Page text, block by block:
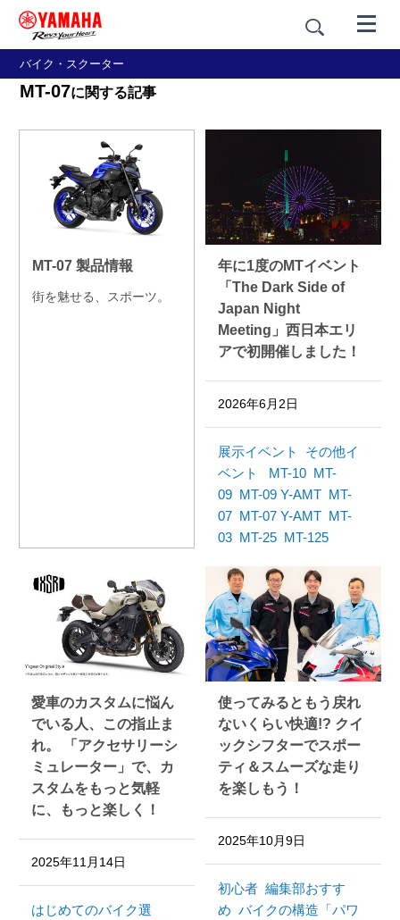
バイク・スクーター
MT-07に関する記事
MT-07 製品情報
街を魅せる、スポーツ。
年に1度のMTイベント
「The Dark Side of
Japan Night
Meeting」西日本エリ
アで初開催しました！
2026年6月2日
展示イベント
その他イ
ベント
MT-10 MT-
09 MT-09 Y-AMT MT-
07 MT-07 Y-AMT MT-
03 MT-25 MT-125
愛車のカスタムに悩ん
でいる人、この指止ま
れ。 「アクセサリーシ
ミュレーター」で、カ
スタムをもっと気軽
に、もっと楽しく！
2025年11月14日
はじめてのバイク選
使ってみるともう戻れ
ないくらい快適!? クイ
ックシフターでスポー
ティ＆スムーズな走り
を楽しもう！
2025年10月9日
初心者 編集部おすす
め バイクの構造「パワ